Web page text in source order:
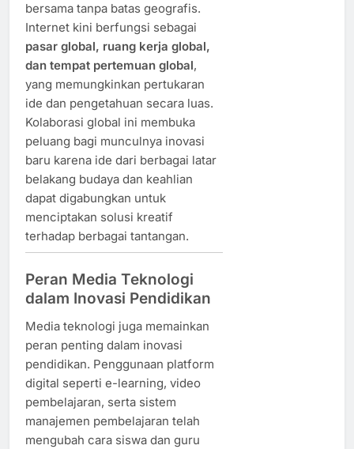
bersama tanpa batas geografis.
Internet kini berfungsi sebagai
pasar global, ruang kerja global,
dan tempat pertemuan global,
yang memungkinkan pertukaran
ide dan pengetahuan secara luas.
Kolaborasi global ini membuka
peluang bagi munculnya inovasi
baru karena ide dari berbagai latar
belakang budaya dan keahlian
dapat digabungkan untuk
menciptakan solusi kreatif
terhadap berbagai tantangan.
Peran Media Teknologi
dalam Inovasi Pendidikan
Media teknologi juga memainkan
peran penting dalam inovasi
pendidikan. Penggunaan platform
digital seperti e-learning, video
pembelajaran, serta sistem
manajemen pembelajaran telah
mengubah cara siswa dan guru